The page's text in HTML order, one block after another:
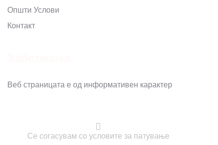
Општи Услови
Контакт
Веб страницата е од информативен карактер
Се согасувам со условите за патување